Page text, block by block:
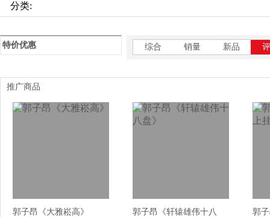
分类:
特价优惠 综合 销量 新品
推广商品
郭子昂《大雅崧高》
郭子昂《轩辕雄伟十八
郭